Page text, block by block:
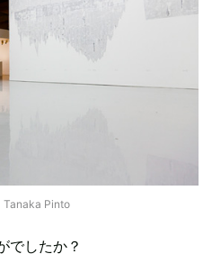
Tanaka Pinto
でしたか？